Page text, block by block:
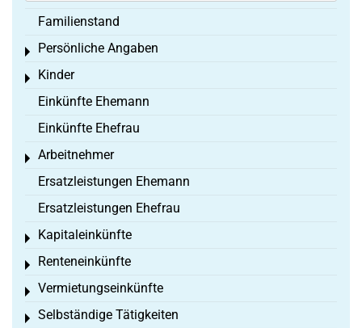
Familienstand
Persönliche Angaben
Toggle menu
Kinder
Toggle menu
Einkünfte Ehemann
Einkünfte Ehefrau
Arbeitnehmer
Toggle menu
Ersatzleistungen Ehemann
Ersatzleistungen Ehefrau
Kapitaleinkünfte
Toggle menu
Renteneinkünfte
Toggle menu
Vermietungseinkünfte
Toggle menu
Selbständige Tätigkeiten
Toggle menu